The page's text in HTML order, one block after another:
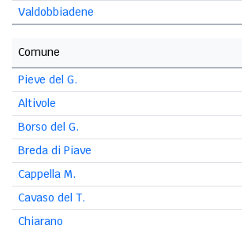
Valdobbiadene
Comune
Pieve del G.
Altivole
Borso del G.
Breda di Piave
Cappella M.
Cavaso del T.
Chiarano